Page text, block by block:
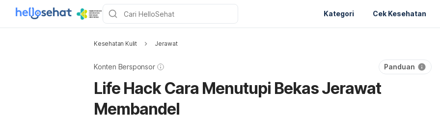
Kategori Cek Kesehatan
Kesehatan Kulit Jerawat
Konten Bersponsor Panduan
Life Hack Cara Menutupi Bekas Jerawat
Membandel